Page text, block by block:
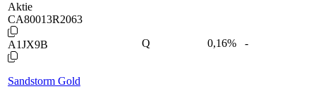
Aktie
CA80013R2063
A1JX9B
Sandstorm Gold
Q 0,16% -